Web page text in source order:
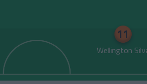
11
Wellington